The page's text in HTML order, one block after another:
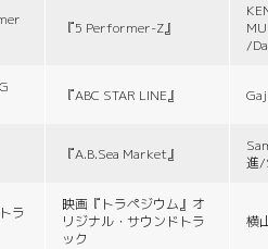
『5 Performer-Z』
/
『ABC STAR LINE』
『A.B.Sea Market』
進/
ラ
映画『トラペジウム』オ
リジナル・サウンドトラ
ック
横